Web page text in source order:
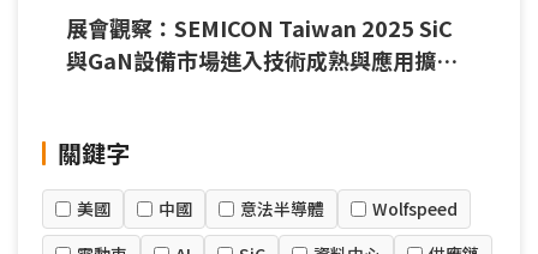
展會觀察：SEMICON Taiwan 2025 SiC
與GaN設備市場進入技術成熟與應用擴張
關鍵字
美國 中國 意法半導體
Wolfspeed